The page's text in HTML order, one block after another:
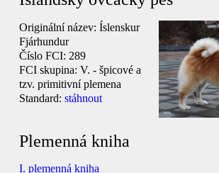
Originální název: Íslenskur
Fjárhundur
Číslo FCI: 289
FCI skupina: V. - špicové a
tzv. primitivní plemena
Standard: stáhnout
Plemenná kniha
I. plemenná kniha